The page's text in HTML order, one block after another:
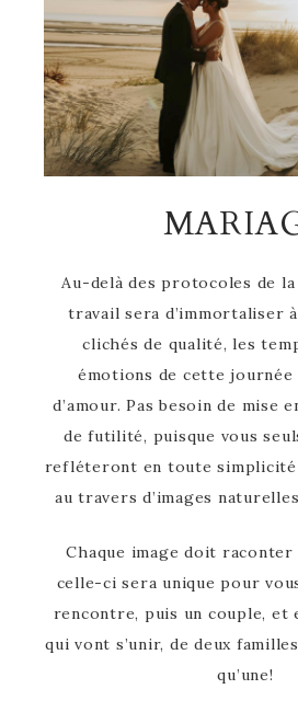
Au-delà des protocoles de
travail sera d’immortaliser
clichés de qualité, les
émotions de cette journée
d’amour. Pas besoin de mise
de futilité, puisque vous
refléteront en toute simplicité
au travers d’images
Chaque image doit
celle-ci sera unique pour
rencontre, puis un couple, et
qui vont s’unir, de deux
qu’une!